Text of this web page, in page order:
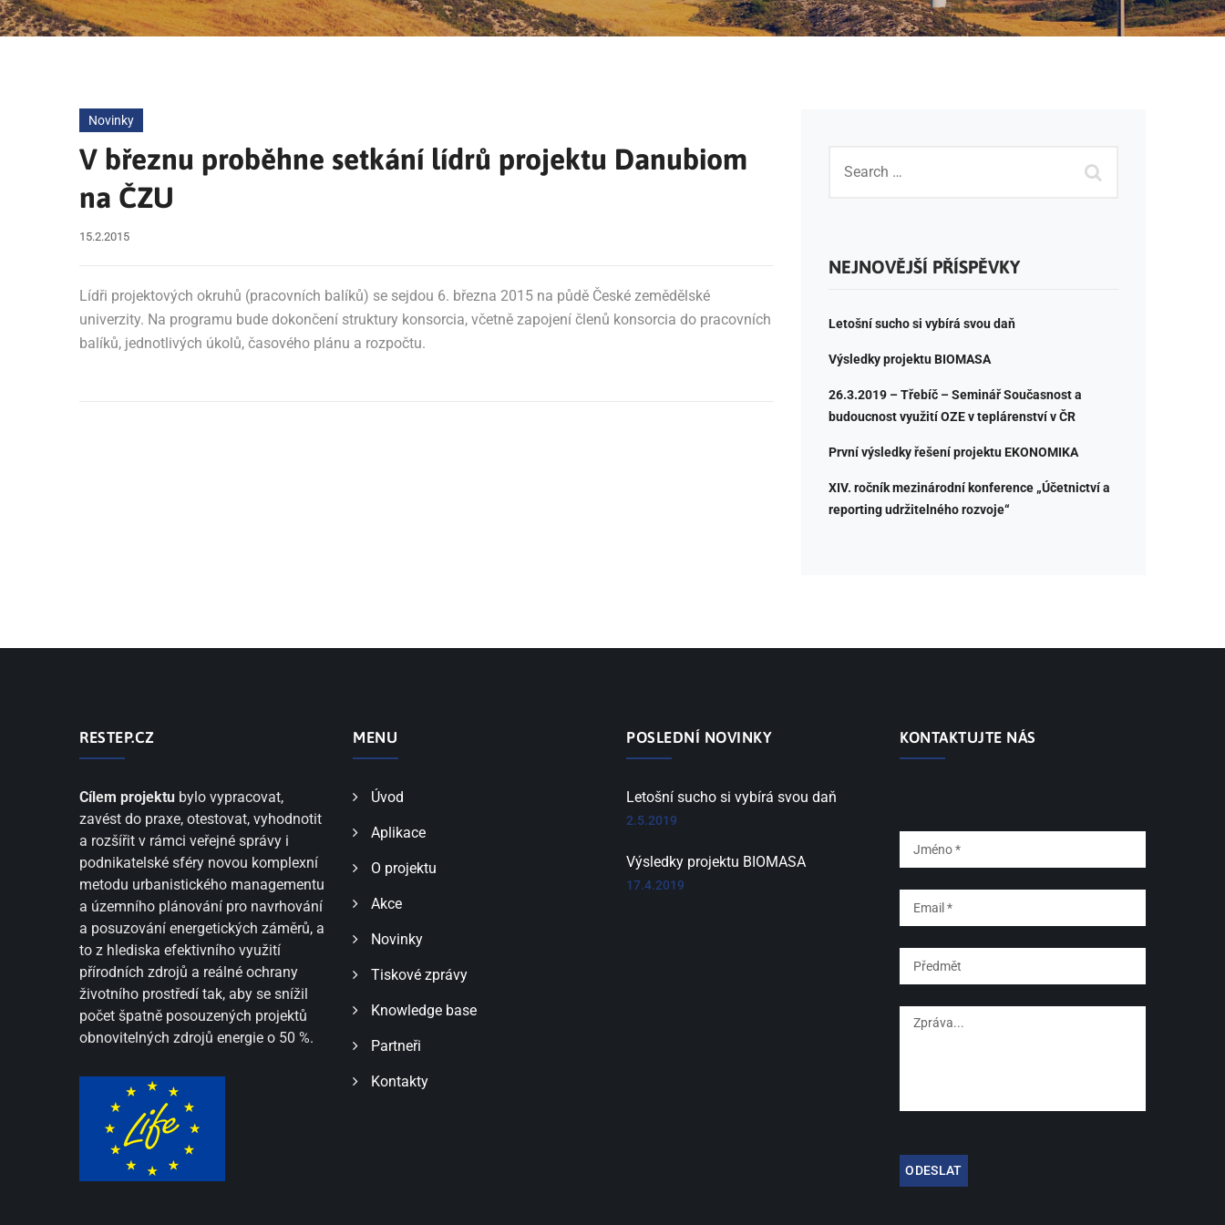
Novinky
V březnu proběhne setkání lídrů projektu Danubiom
na ČZU
15.2.2015
Lídři projektových okruhů (pracovních balíků) se sejdou 6. března 2015 na půdě České zemědělské
univerzity. Na programu bude dokončení struktury konsorcia, včetně zapojení členů konsorcia do pracovních
balíků, jednotlivých úkolů, časového plánu a rozpočtu.
NEJNOVĚJŠÍ PŘÍSPĚVKY
Letošní sucho si vybírá svou daň
Výsledky projektu BIOMASA
26.3.2019 – Třebíč – Seminář Současnost a
budoucnost využití OZE v teplárenství v ČR
První výsledky řešení projektu EKONOMIKA
XIV. ročník mezinárodní konference „Účetnictví a
reporting udržitelného rozvoje“
RESTEP.CZ
Cílem projektu bylo vypracovat,
zavést do praxe, otestovat, vyhodnotit
a rozšířit v rámci veřejné správy i
podnikatelské sféry novou komplexní
metodu urbanistického managementu
a územního plánování pro navrhování
a posuzování energetických záměrů, a
to z hlediska efektivního využití
přírodních zdrojů a reálné ochrany
životního prostředí tak, aby se snížil
počet špatně posouzených projektů
obnovitelných zdrojů energie o 50 %.
MENU
Úvod
Aplikace
O projektu
Akce
Novinky
Tiskové zprávy
Knowledge base
Partneři
Kontakty
POSLEDNÍ NOVINKY
Letošní sucho si vybírá svou daň
2.5.2019
Výsledky projektu BIOMASA
17.4.2019
KONTAKTUJTE NÁS